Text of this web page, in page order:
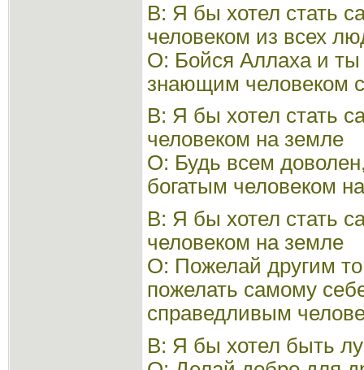
В: Я бы хотел стать
человеком из всех
О: Бойся Аллаха и
знающим человеком
В: Я бы хотел стать
человеком на земле
О: Будь всем
богатым человеком
В: Я бы хотел стать
человеком на земле
О: Пожелай другим
пожелать самому
справедливым
В: Я бы хотел быть